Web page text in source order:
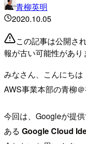
青柳英明
2020.10.05
この記事は公開さ
報が古い可能性があり
みなさん、こんにちは
AWS事業本部の青柳＠
今回は、Googleが提
ある Google Cloud